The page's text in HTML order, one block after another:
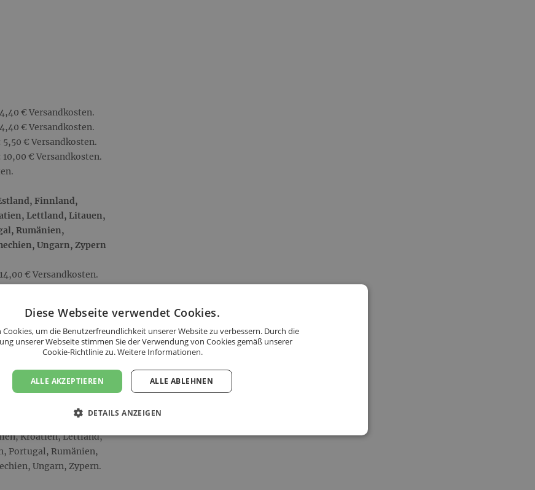
€ Versandkosten.
€ Versandkosten.
€ Versandkosten.
€ Versandkosten.
Finnland,
Lettland, Litauen,
Rumänien,
Ungarn, Zypern
€ Versandkosten.
€ Versandkosten.
€ Versandkosten.
€ Versandkosten.
Ländern an:
Estland,
Kroatien, Lettland,
Portugal, Rumänien,
Ungarn, Zypern.
Diese Webseite verwendet Cookies.
um die Benutzerfreundlichkeit unserer Website zu verbessern. Durch die
unserer Webseite stimmen Sie der Verwendung von Cookies gemäß unserer
Cookie-Richtlinie zu.Weitere Informationen.
ALLE AKZEPTIEREN ALLE ABLEHNEN
DETAILS ANZEIGEN